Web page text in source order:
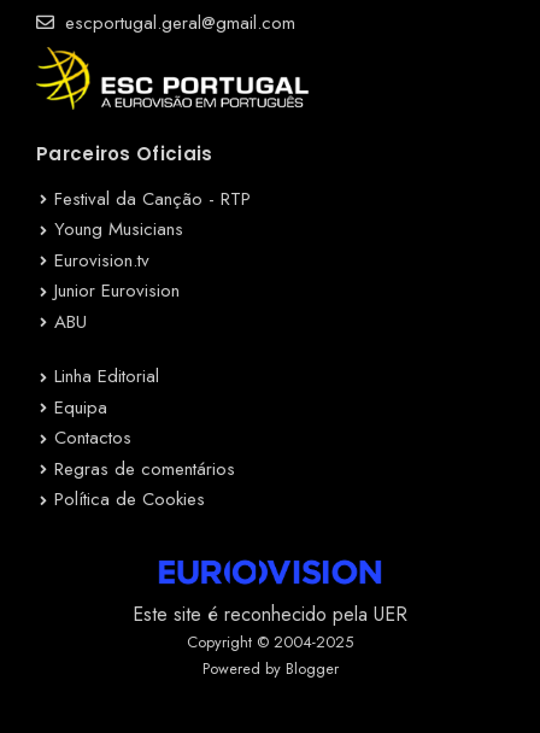
escportugal.geral@gmail.com
Parceiros Oficiais
Festival da Canção - RTP
Young Musicians
Eurovision.tv
Junior Eurovision
ABU
Linha Editorial
Equipa
Contactos
Regras de comentários
Política de Cookies
Este site é reconhecido pela UER
Copyright © 2004-2025
Powered by Blogger